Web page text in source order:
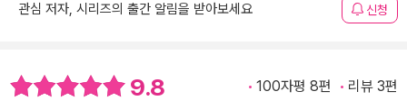
관심 저자, 시리즈의 출간 알림을 받아보세요 신청
9.8 100자평 8편 리뷰 3편